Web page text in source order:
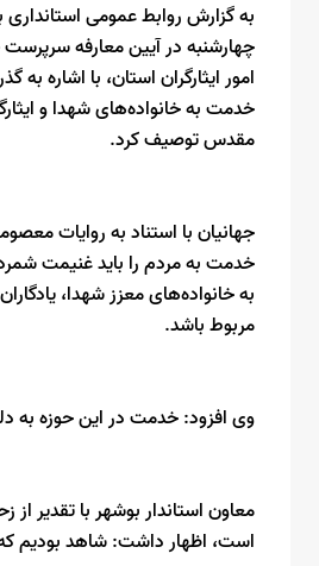
به گزارش روابط عمومی
چهارشنبه در آیین معارفه سرپرست
امور ایثارگران استان، با اشاره
خدمت به خانواده‌های شهدا و
مقدس توصیف کرد.
جهانیان با استناد به روایات
خدمت به مردم را باید غنیمت
به خانواده‌های معزز شهدا،
مربوط باشد.
وی افزود: خدمت در این حوزه به
معاون استاندار بوشهر با تقدیر از
است، اظهار داشت: شاهد بودیم که